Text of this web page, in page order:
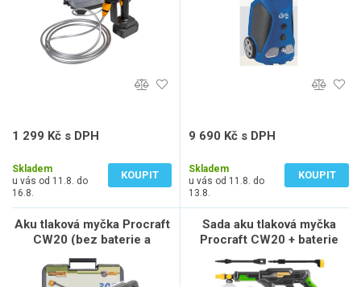
1 299 Kč s DPH
Skladem
u vás od 11.8. do
16.8.
KOUPIT
9 690 Kč s DPH
Skladem
u vás od 11.8. do
13.8.
KOUPIT
Aku tlaková myčka Procraft
CW20 (bez baterie a
nabíječky) | CW20bb
Sada aku tlaková myčka
Procraft CW20 + baterie
20/4 a nabíječka 20/1 |
SCW20